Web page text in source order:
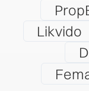
Likvido